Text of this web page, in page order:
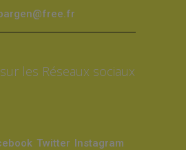
les Réseaux sociaux
Twitter Instagram